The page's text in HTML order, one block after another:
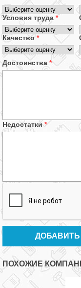
Условия труда *
Качество*
Достоинства *
Недостатки*
ПОХОЖИЕ